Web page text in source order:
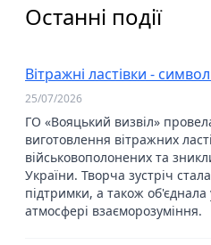
Останні події
Вітражні ластівки -
25/07/2026
ГО «Вояцький визвіл»
виготовлення вітражних
військовополонених та
України. Творча зустріч
підтримки, а також об'єднала
атмосфері взаєморозуміння.